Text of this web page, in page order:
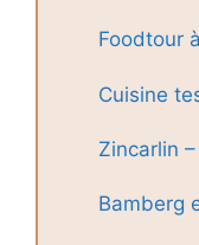
Foodtour
Cuisine
Zincarlin
Bamberg